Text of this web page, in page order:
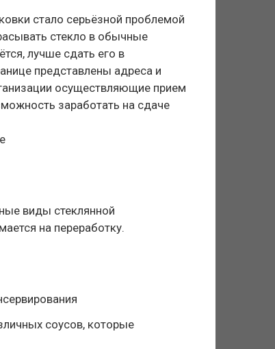
стало серьёзной проблемой
стекло в обычные
лучше сдать его в
представлены адреса и
осуществляющие прием
заработать на сдаче
виды стеклянной
на переработку.
соусов, которые